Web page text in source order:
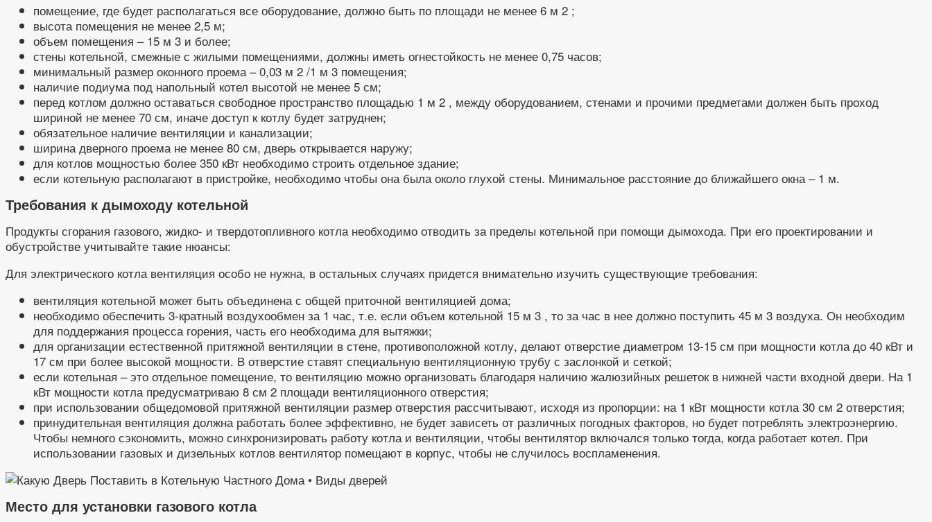
помещение, где будет располагаться все оборудование, должно быть по площади не менее 6 м 2 ;
высота помещения не менее 2,5 м;
объем помещения – 15 м 3 и более;
стены котельной, смежные с жилыми помещениями, должны иметь огнестойкость не менее 0,75 часов;
минимальный размер оконного проема – 0,03 м 2 /1 м 3 помещения;
наличие подиума под напольный котел высотой не менее 5 см;
перед котлом должно оставаться свободное пространство площадью 1 м 2 , между оборудованием, стенами и прочими предметами должен быть проход
шириной не менее 70 см, иначе доступ к котлу будет затруднен;
обязательное наличие вентиляции и канализации;
ширина дверного проема не менее 80 см, дверь открывается наружу;
для котлов мощностью более 350 кВт необходимо строить отдельное здание;
если котельную располагают в пристройке, необходимо чтобы она была около глухой стены. Минимальное расстояние до ближайшего окна – 1 м.
Требования к дымоходу котельной
Продукты сгорания газового, жидко- и твердотопливного котла необходимо отводить за пределы котельной при помощи дымохода. При его проектировании и
обустройстве учитывайте такие нюансы:
Для электрического котла вентиляция особо не нужна, в остальных случаях придется внимательно изучить существующие требования:
вентиляция котельной может быть объединена с общей приточной вентиляцией дома;
необходимо обеспечить 3-кратный воздухообмен за 1 час, т.е. если объем котельной 15 м 3 , то за час в нее должно поступить 45 м 3 воздуха. Он необходим
для поддержания процесса горения, часть его необходима для вытяжки;
для организации естественной притяжной вентиляции в стене, противоположной котлу, делают отверстие диаметром 13-15 см при мощности котла до 40 кВт и
17 см при более высокой мощности. В отверстие ставят специальную вентиляционную трубу с заслонкой и сеткой;
если котельная – это отдельное помещение, то вентиляцию можно организовать благодаря наличию жалюзийных решеток в нижней части входной двери. На 1
кВт мощности котла предусматриваю 8 см 2 площади вентиляционного отверстия;
при использовании общедомовой притяжной вентиляции размер отверстия рассчитывают, исходя из пропорции: на 1 кВт мощности котла 30 см 2 отверстия;
принудительная вентиляция должна работать более эффективно, не будет зависеть от различных погодных факторов, но будет потреблять электроэнергию.
Чтобы немного сэкономить, можно синхронизировать работу котла и вентиляции, чтобы вентилятор включался только тогда, когда работает котел. При
использовании газовых и дизельных котлов вентилятор помещают в корпус, чтобы не случилось воспламенения.
Место для установки газового котла